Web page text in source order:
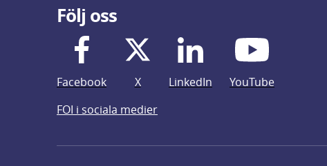
Följ oss
Facebook X LinkedIn
YouTube
FOI i sociala medier